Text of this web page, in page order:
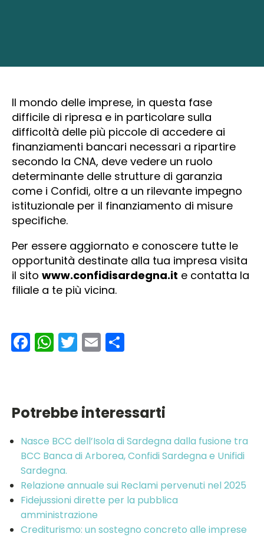
Il mondo delle imprese, in questa fase
difficile di ripresa e in particolare sulla
difficoltà delle più piccole di accedere ai
finanziamenti bancari necessari a ripartire
secondo la CNA, deve vedere un ruolo
determinante delle strutture di garanzia
come i Confidi, oltre a un rilevante impegno
istituzionale per il finanziamento di misure
specifiche.
Per essere aggiornato e conoscere tutte le
opportunità destinate alla tua impresa visita
il sito www.confidisardegna.it e contatta la
filiale a te più vicina.
Facebook
WhatsApp
Twitter
Email
Potrebbe interessarti
Nasce BCC dell’Isola di Sardegna dalla fusione tra
BCC Banca di Arborea, Confidi Sardegna e Unifidi
Sardegna.
Relazione annuale sui Reclami pervenuti nel 2025
Fidejussioni dirette per la pubblica
amministrazione
Crediturismo: un sostegno concreto alle imprese